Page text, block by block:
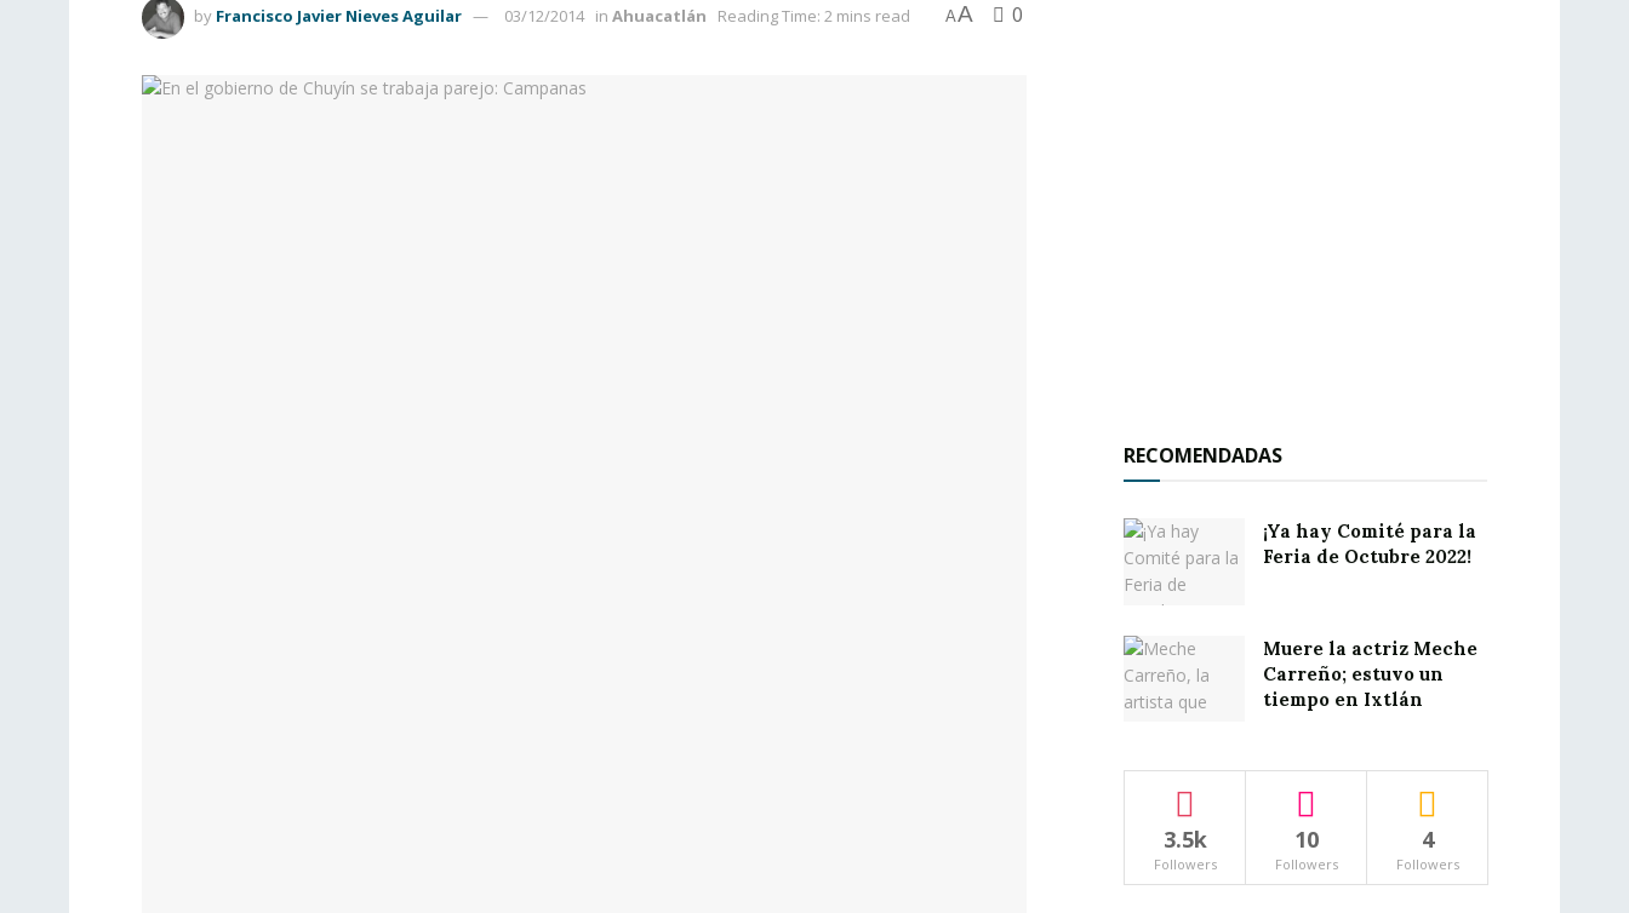
by Francisco Javier Nieves Aguilar 03/12/2014 in Ahuacatlán Reading Time: 2 mins read AA 0
RECOMENDADAS
¡Ya hay Comité para la
Feria de Octubre 2022!
Muere la actriz Meche
Carreño; estuvo un
tiempo en Ixtlán
3.5k
Followers
10
Followers
4
Followers